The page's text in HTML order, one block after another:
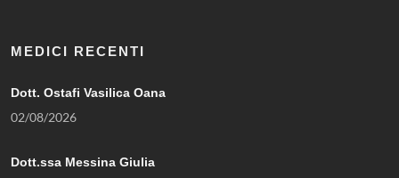
MEDICI RECENTI
Dott. Ostafi Vasilica Oana
02/08/2026
Dott.ssa Messina Giulia